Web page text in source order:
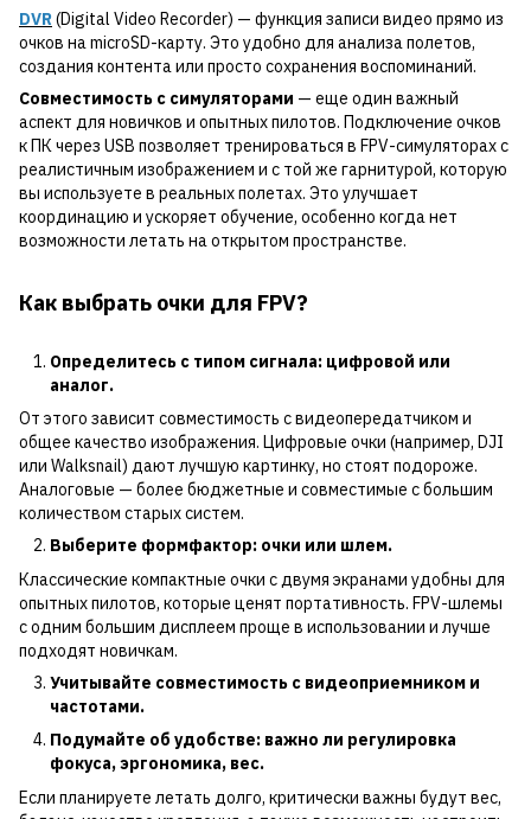
DVR (Digital Video Recorder) — функция записи видео прямо из
очков на microSD-карту. Это удобно для анализа полетов,
создания контента или просто сохранения воспоминаний.
Совместимость с симуляторами — еще один важный
аспект для новичков и опытных пилотов. Подключение очков
к ПК через USB позволяет тренироваться в FPV-симуляторах с
реалистичным изображением и с той же гарнитурой, которую
вы используете в реальных полетах. Это улучшает
координацию и ускоряет обучение, особенно когда нет
возможности летать на открытом пространстве.
Как выбрать очки для FPV?
Определитесь с типом сигнала: цифровой или
аналог.
От этого зависит совместимость с видеопередатчиком и
общее качество изображения. Цифровые очки (например, DJI
или Walksnail) дают лучшую картинку, но стоят подороже.
Аналоговые — более бюджетные и совместимые с большим
количеством старых систем.
Выберите формфактор: очки или шлем.
Классические компактные очки с двумя экранами удобны для
опытных пилотов, которые ценят портативность. FPV-шлемы
с одним большим дисплеем проще в использовании и лучше
подходят новичкам.
Учитывайте совместимость с видеоприемником и
частотами.
Подумайте об удобстве: важно ли регулировка
фокуса, эргономика, вес.
Если планируете летать долго, критически важны будут вес,